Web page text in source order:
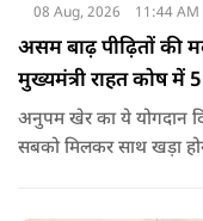
08 Aug, 2026 11:44 AM
असम बाढ़ पीढ़ितों
मुख्यमंत्री राहत कोष में
अनुपम खेर का ये योगदान
सबको मिलकर साथ खड़ा